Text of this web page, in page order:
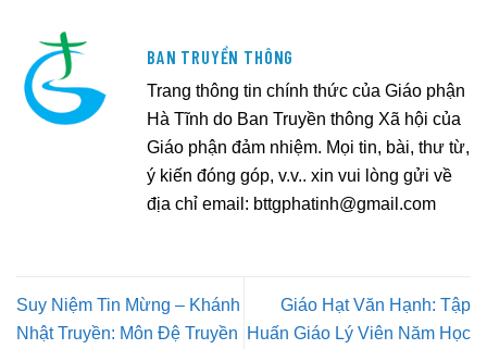
BAN TRUYỀN THÔNG
Trang thông tin chính thức của Giáo phận
Hà Tĩnh do Ban Truyền thông Xã hội của
Giáo phận đảm nhiệm. Mọi tin, bài, thư từ,
ý kiến đóng góp, v.v.. xin vui lòng gửi về
địa chỉ email: bttgphatinh@gmail.com
Suy Niệm Tin Mừng – Khánh
Nhật Truyền: Môn Đệ Truyền
Giáo Hạt Văn Hạnh: Tập
Huấn Giáo Lý Viên Năm Học